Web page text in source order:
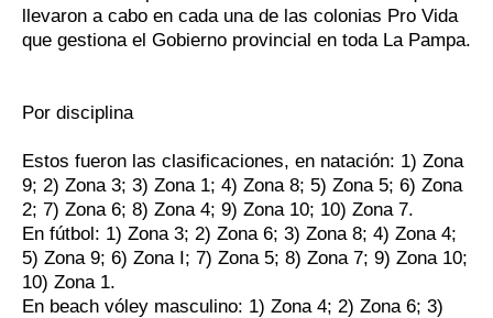
llevaron a cabo en cada una de las colonias Pro Vida
que gestiona el Gobierno provincial en toda La Pampa.
Por disciplina
Estos fueron las clasificaciones, en natación: 1) Zona
9; 2) Zona 3; 3) Zona 1; 4) Zona 8; 5) Zona 5; 6) Zona
2; 7) Zona 6; 8) Zona 4; 9) Zona 10; 10) Zona 7.
En fútbol: 1) Zona 3; 2) Zona 6; 3) Zona 8; 4) Zona 4;
5) Zona 9; 6) Zona I; 7) Zona 5; 8) Zona 7; 9) Zona 10;
10) Zona 1.
En beach vóley masculino: 1) Zona 4; 2) Zona 6; 3)